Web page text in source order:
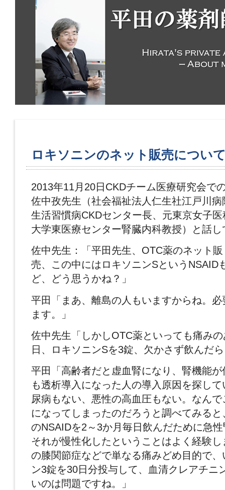
ロキソニンのネット販売につい
2013年11月20日CKDチーム医療研究会で
佐中孜先生（社会福祉法人仁生社江戸川病
生活習慣病CKDセンター長、元東京女子医
大学東医療センター腎臓内科教授）と話し
佐中先生：「平田先生、OTC薬のネット販
売、この中にはロキソニンSというNSAID
ど、どう思うかね？」
平田「まあ、離島の人もいますからね。
ます。」
佐中先生「しかしOTC薬といっても痛み
日、ロキソニンSを3錠、欠かさず飲んだ
平田「高齢者だと虚血腎になり、腎機能
も透析導入になった人の導入原因を探し
尿病もない、悪性の高血圧もない。なん
になってしまったのだろうと調べてみる
のNSAIDを2～3か月毎日飲んだために急
それが慢性化したということはよく経験
の膝関節症などで単なる痛みどめ目的で
ン3錠を30日分投与して、血清クレアチニ
いのは問題ですね。」